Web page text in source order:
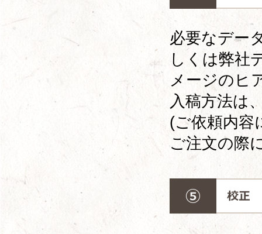
必要なデー
しくは弊社
メージのヒ
入稿方法は
(ご依頼内容
ご注文の際